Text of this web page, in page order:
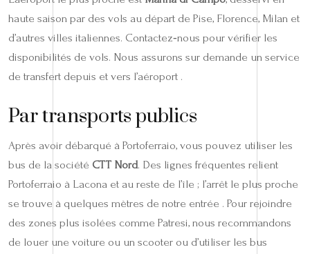
haute saison par des vols au départ de Pise, Florence, Milan et
d’autres villes italiennes. Contactez‑nous pour vérifier les
disponibilités de vols. Nous assurons sur demande un service
de transfert depuis et vers l’aéroport .
Par transports publics
Après avoir débarqué à Portoferraio, vous pouvez utiliser les
bus de la société CTT Nord. Des lignes fréquentes relient
Portoferraio à Lacona et au reste de l’île ; l’arrêt le plus proche
se trouve à quelques mètres de notre entrée . Pour rejoindre
des zones plus isolées comme Patresi, nous recommandons
de louer une voiture ou un scooter ou d’utiliser les bus